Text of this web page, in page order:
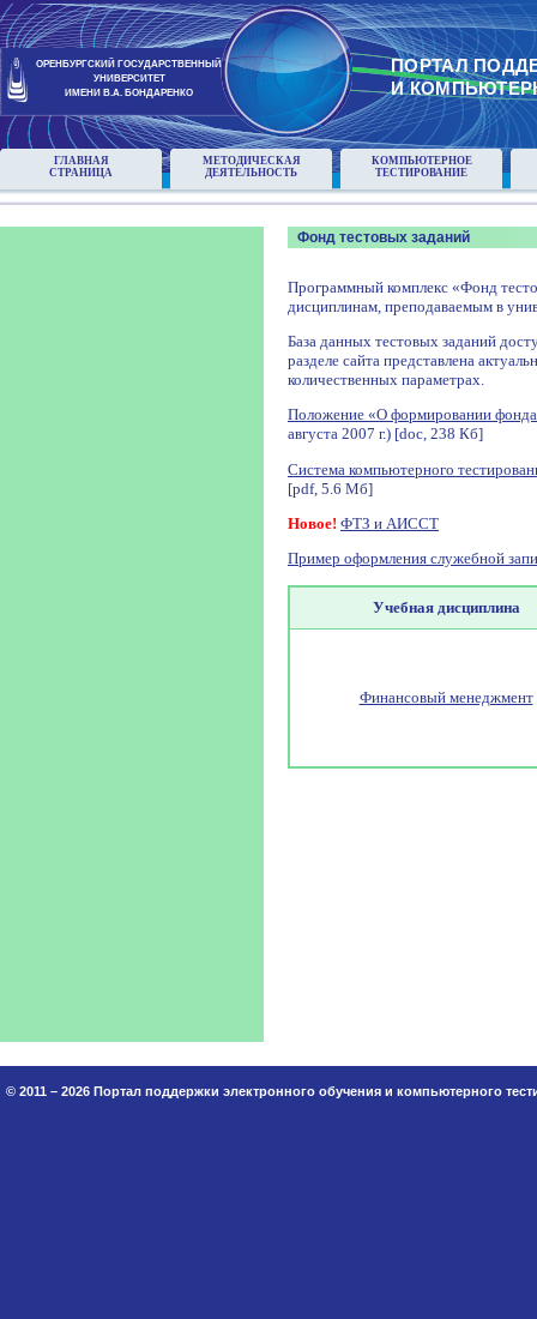
ОРЕНБУРГСКИЙ ГОСУДАРСТВЕННЫЙ
УНИВЕРСИТЕТ
ИМЕНИ В.А. БОНДАРЕНКО
ПОРТАЛ
И
ГЛАВНАЯ
СТРАНИЦА
МЕТОДИЧЕСКАЯ
ДЕЯТЕЛЬНОСТЬ
КОМПЬЮТЕРНОЕ
ТЕСТИРОВАНИЕ
Фонд тестовых заданий
Программный комплекс «Фонд
дисциплинам, преподаваемым в
База данных тестовых заданий
разделе сайта представлена
количественных параметрах.
Положение «О формировании фонда
августа 2007 г.) [doc, 238 Кб]
Система компьютерного
[pdf, 5.6 Мб]
Новое! ФТЗ и АИССТ
Пример оформления служебной
Учебная дисциплина
Финансовый менеджмент
© 2011 – 2026 Портал поддержки электронного обучения и компьютерного